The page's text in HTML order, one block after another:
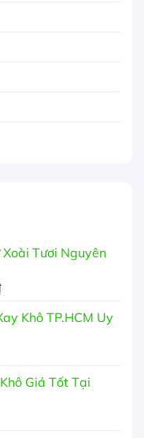
Tươi Nguyên
Khoảng
từ Khô TP.HCM Uy
Giá Tốt Tại